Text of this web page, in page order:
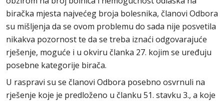
biračka mjesta najvećeg broja bolesnika, članovi Odbora
su mišljenja da se ovom problemu do sada nije posvetila
nikakva pozornost te da se treba iznaći odgovarajuće
rješenje, moguće i u okviru članka 27. kojim se uređuju
posebne kategorije birača.
U raspravi su se članovi Odbora posebno osvrnuli na
rješenje koje je predloženo u članku 51. stavku 3., a koje